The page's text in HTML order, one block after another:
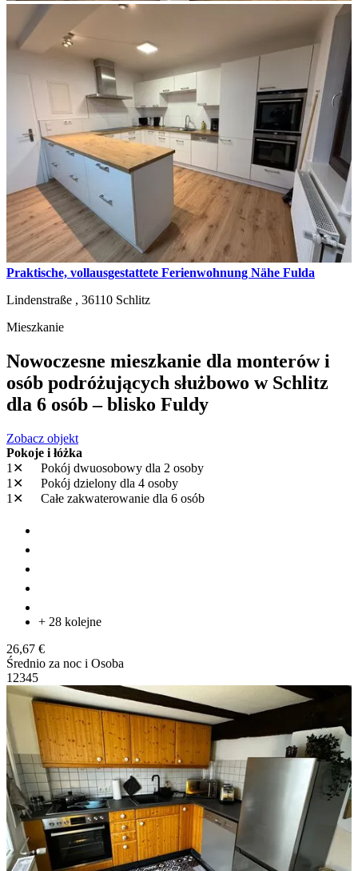
Praktische, vollausgestattete Ferienwohnung Nähe Fulda
Lindenstraße , 36110 Schlitz
Mieszkanie
Nowoczesne mieszkanie dla monterów i
osób podróżujących służbowo w Schlitz
dla 6 osób – blisko Fuldy
Zobacz objekt
Pokoje i łóżka
1✕
Pokój dwuosobowy dla 2 osoby
1✕
Pokój dzielony dla 4 osoby
1✕
Całe zakwaterowanie dla 6 osób
+ 28 kolejne
26,67 €
Średnio za noc i Osoba
1 2345